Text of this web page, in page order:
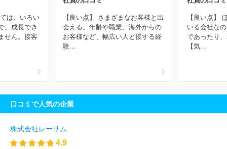
京
アパホテル株式会社 株式会社ＪＡＬナビア
ルートインジャ
パン株式会社
株式会社エフ・イー・ティーシステム
株式会社伊
東園ホテルズ
株式会社読売旅行 日本ビューホテル株式会社
株
社アドベンチャー
株式会社テェルウィンコーポ
ャパン株式会社
株式会社トヨタアメニティ
株式会社ホテルはま
のゆ
株式会社海士
レッジ
ほか(2083件)
は、いろい
、成長でき
せん。接客
【良い点】 さまざまなお客様と出
会える。年齢や職業、海外からの
お客様など、幅広い人と接する経
験...
【良い点】
いる会社な
であったり
【気...
口コミで人気の企業
株式会社レーサム
4.9